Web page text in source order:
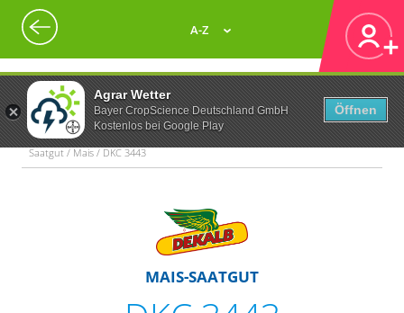
Agrar Wetter
Bayer CropScience Deutschland GmbH
Kostenlos bei Google Play
Öffnen
A-Z
Saatgut / Mais / DKC 3443
MAIS-SAATGUT